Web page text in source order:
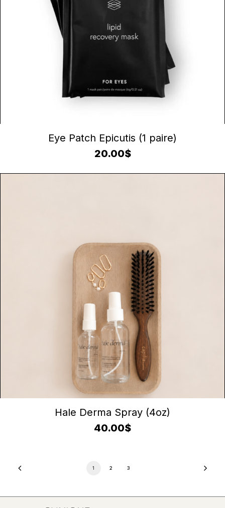
AJOUTER AU PANIER
Eye Patch Epicutis (1 paire)
20.00$
AJOUTER AU PANIER
Hale Derma Spray (4oz)
40.00$
1 2 3